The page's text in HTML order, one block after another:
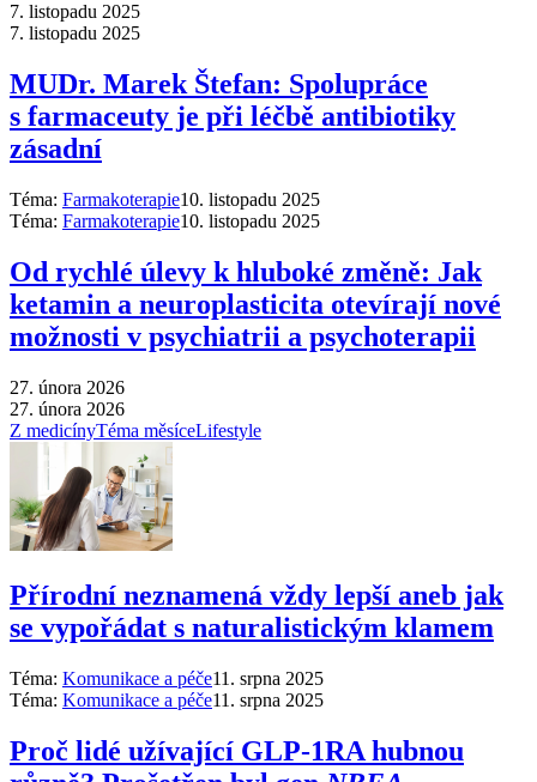
7. listopadu 2025
7. listopadu 2025
MUDr. Marek Štefan: Spolupráce
s farmaceuty je při léčbě antibiotiky
zásadní
Téma: Farmakoterapie10. listopadu 2025
Téma: Farmakoterapie10. listopadu 2025
Od rychlé úlevy k hluboké změně: Jak
ketamin a neuroplasticita otevírají nové
možnosti v psychiatrii a psychoterapii
27. února 2026
27. února 2026
Z medicínyTéma měsíceLifestyle
Přírodní neznamená vždy lepší aneb jak
se vypořádat s naturalistickým klamem
Téma: Komunikace a péče11. srpna 2025
Téma: Komunikace a péče11. srpna 2025
Proč lidé užívající GLP-1RA hubnou